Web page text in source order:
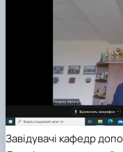
Завідувачі кафедр